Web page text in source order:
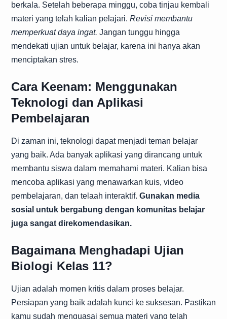
berkala. Setelah beberapa minggu, coba tinjau kembali
materi yang telah kalian pelajari. Revisi membantu
memperkuat daya ingat. Jangan tunggu hingga
mendekati ujian untuk belajar, karena ini hanya akan
menciptakan stres.
Cara Keenam: Menggunakan
Teknologi dan Aplikasi
Pembelajaran
Di zaman ini, teknologi dapat menjadi teman belajar
yang baik. Ada banyak aplikasi yang dirancang untuk
membantu siswa dalam memahami materi. Kalian bisa
mencoba aplikasi yang menawarkan kuis, video
pembelajaran, dan telaah interaktif. Gunakan media
sosial untuk bergabung dengan komunitas belajar
juga sangat direkomendasikan.
Bagaimana Menghadapi Ujian
Biologi Kelas 11?
Ujian adalah momen kritis dalam proses belajar.
Persiapan yang baik adalah kunci ke suksesan. Pastikan
kamu sudah menguasai semua materi yang telah